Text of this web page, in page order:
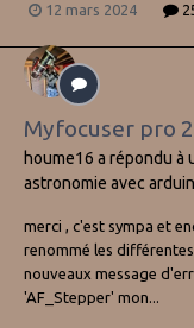
12 mars 2024
Myfocuser pro 2
houme16 a répondu à
astronomie avec
merci , c'est sympa et
renommé les
nouveaux message
'AF_Stepper' mon...